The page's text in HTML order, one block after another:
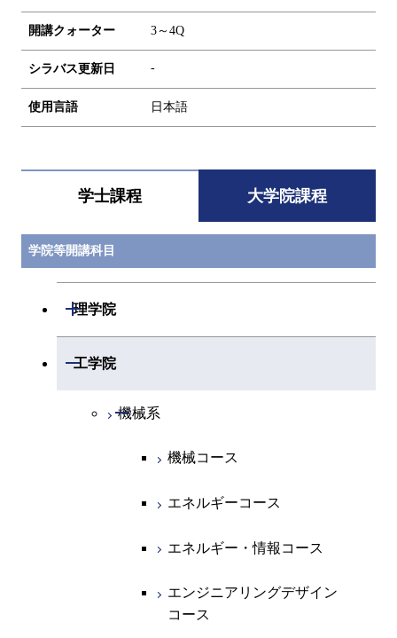
開講クォーター 3～4Q
シラバス更新日 -
使用言語 日本語
学士課程 大学院課程
学院等開講科目
理学院
開閉
物理学系
物理学コース
物質・情報卓越コース
化学コース
エネルギーコース
エネルギー・情報コース
地球惑星科学系
地球惑星科学コース
地球生命コース
工学院
開閉
機械系
開閉
機械コース
エネルギーコース
エネルギー・情報コース
エンジニアリングデザイン
コース